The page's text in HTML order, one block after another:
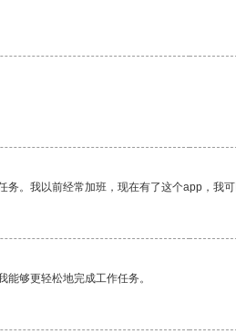
。我以前经常加班，现在有了这个app，我可
够更轻松地完成工作任务。